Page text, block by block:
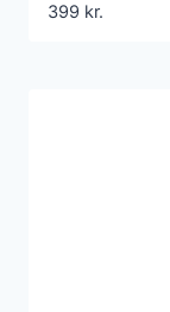
399 kr.